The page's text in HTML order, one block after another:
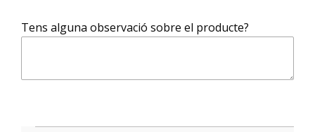
Tens alguna observació sobre el producte?